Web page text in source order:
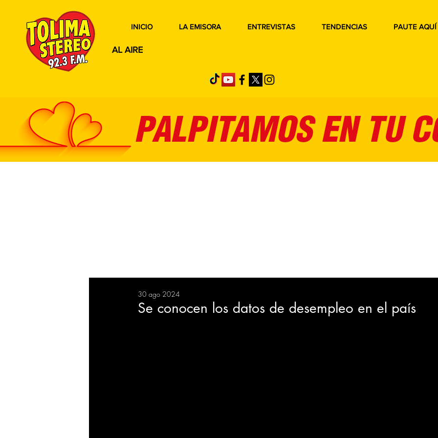
AL AIRE
INICIO LA EMISORA ENTREVISTAS TENDENCIAS PAUTE AQUÍ
BIENESTAR EVENTOS
Se conocen los datos de desempleo en el país
30 ago 2024